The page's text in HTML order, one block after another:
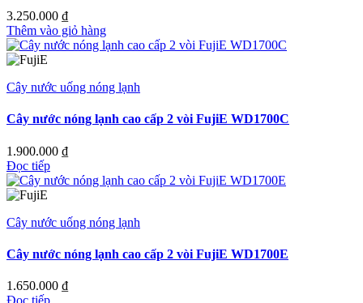
3.250.000 ₫
Thêm vào giỏ hàng
Cây nước uống nóng lạnh
Cây nước nóng lạnh cao cấp 2 vòi FujiE WD1700C
1.900.000 ₫
Đọc tiếp
Cây nước uống nóng lạnh
Cây nước nóng lạnh cao cấp 2 vòi FujiE WD1700E
1.650.000 ₫
Đọc tiếp